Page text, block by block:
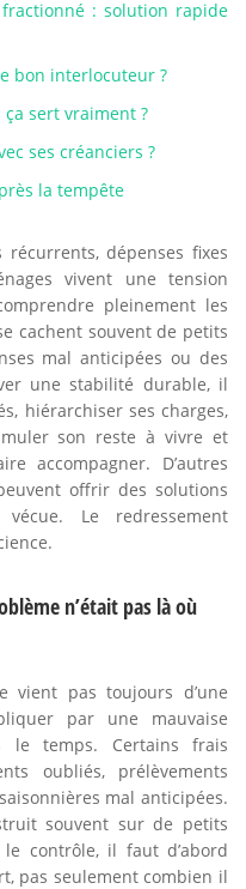
: solution rapide
bon interlocuteur ?
sert vraiment ?
ses créanciers ?
la tempête
dépenses fixes
vivent une tension
pleinement les
cachent souvent de petits
mal anticipées ou des
une stabilité durable, il
hiérarchiser ses charges,
son reste à vivre et
accompagner. D’autres
offrir des solutions
Le redressement
n’était pas là où
vient pas toujours d’une
par une mauvaise
le temps. Certains frais
oubliés, prélèvements
mal anticipées.
souvent sur de petits
contrôle, il faut d’abord
pas seulement combien il